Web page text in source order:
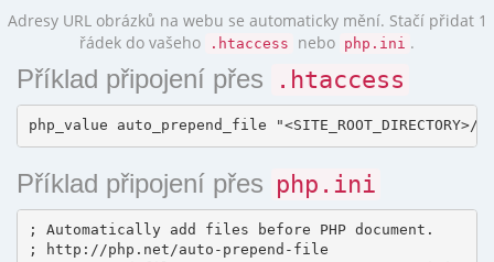
Adresy URL obrázků na webu se automaticky mění. Stačí přidat 1
řádek do vašeho
.htaccess nebo php.ini .
Příklad připojení přes .htaccess
Příklad připojení přes php.ini
; Automatically add files before PHP document.
; http://php.net/auto-prepend-file